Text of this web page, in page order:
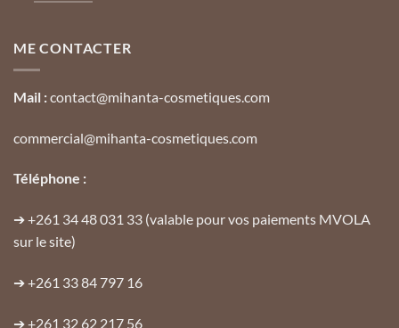
ME CONTACTER
Mail :contact@mihanta-cosmetiques.com
commercial@mihanta-cosmetiques.com
Téléphone :
➔+261 34 48 031 33 (valable pour vos paiements MVOLA
sur le site)
➔+261 33 84 797 16
➔+261 32 62 217 56